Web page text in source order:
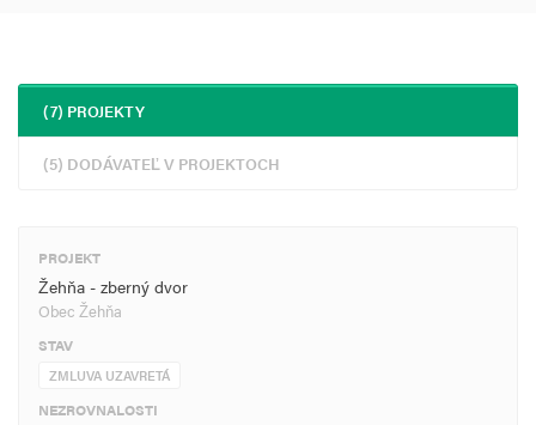
(7) PROJEKTY
(5) DODÁVATEĽ V PROJEKTOCH
PROJEKT
Žehňa - zberný dvor
Obec Žehňa
STAV
ZMLUVA UZAVRETÁ
NEZROVNALOSTI